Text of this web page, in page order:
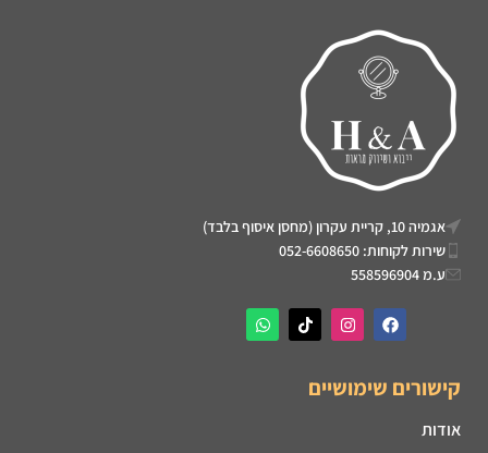
אגמיה 10, קריית עקרון (מחסן איסוף בלבד)
שירות לקוחות: 052-6608650
ע.מ 558596904
קישורים שימושיים
אודות